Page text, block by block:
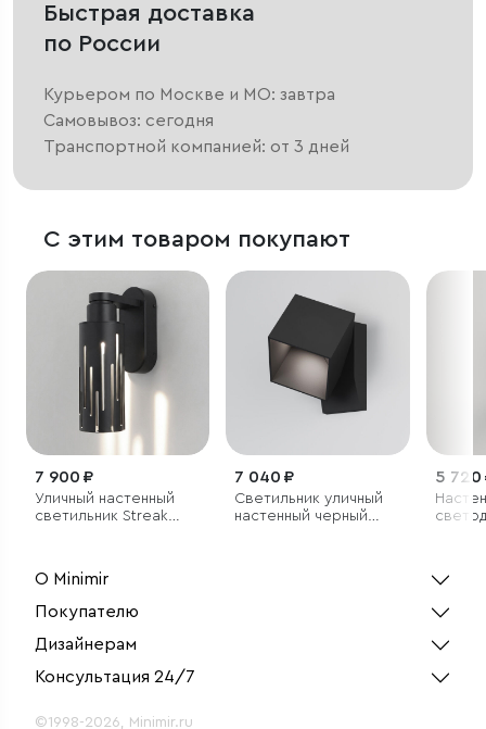
Быстрая доставка
по России
Курьером по Москве и МО: завтра
Самовывоз: сегодня
Транспортной компанией: от 3 дней
С этим товаром покупают
7 900 ₽
Уличный настенный
светильник Streak
7 040 ₽
Светильник уличный
настенный черный
5 720
О Minimir
Покупателю
Дизайнерам
Консультация 24/7
©1998-2026, Minimir.ru